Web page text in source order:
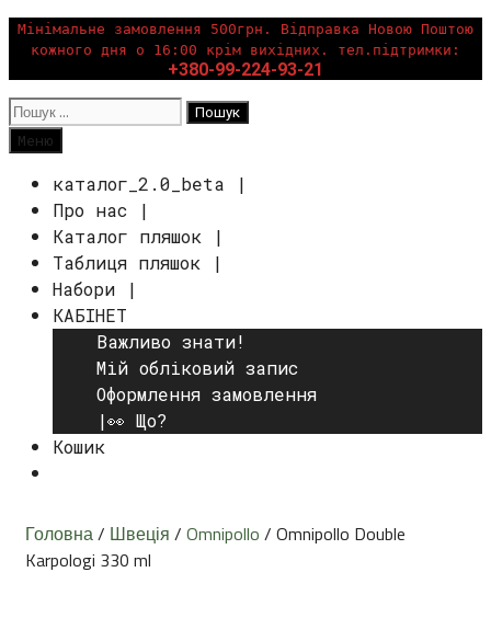
Перейти
вмісту
Мінімальне замовлення 500грн. Відправка Новою Поштою
кожного дня о 16:00 крім вихідних. тел.підтримки:
+380-99-224-93-21
Пошук:
Пошук
Меню
каталог_2.0_beta |
Про нас |
Каталог пляшок |
Таблиця пляшок |
Набори |
КАБІНЕТ
Важливо знати!
Мій обліковий запис
Оформлення замовлення
|👀 Що?
Кошик
Головна/ Швеція / Omnipollo / Omnipollo Double
Karpologi 330 ml